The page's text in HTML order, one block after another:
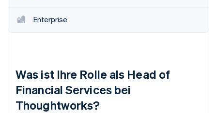
Enterprise
Was ist Ihre Rolle als Head of
Financial Services bei
Thoughtworks?